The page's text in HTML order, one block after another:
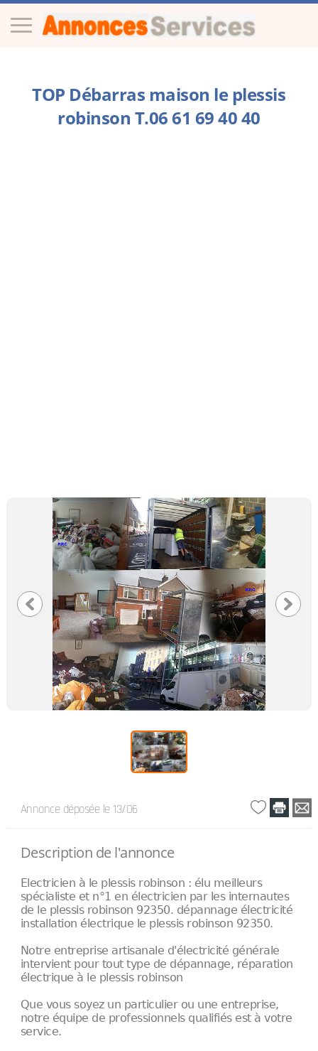
TOP Débarras maison le plessis
robinson T.06 61 69 40 40
Annonce déposée le 13/06
Description de l'annonce
Electricien à le plessis robinson : élu meilleurs
spécialiste et n°1 en électricien par les internautes
de le plessis robinson 92350. dépannage électricité
installation électrique le plessis robinson 92350.
Notre entreprise artisanale d'électricité générale
intervient pour tout type de dépannage, réparation
électrique à le plessis robinson
Que vous soyez un particulier ou une entreprise,
notre équipe de professionnels qualifiés est à votre
service.